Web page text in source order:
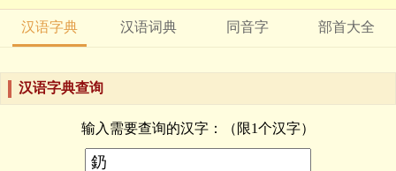
汉语字典 汉语词典 同音字 部首大全
汉语字典查询
输入需要查询的汉字：（限1个汉字）